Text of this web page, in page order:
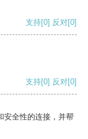
支持[0] 反对[0]
支持[0] 反对[0]
安全性的连接，并帮